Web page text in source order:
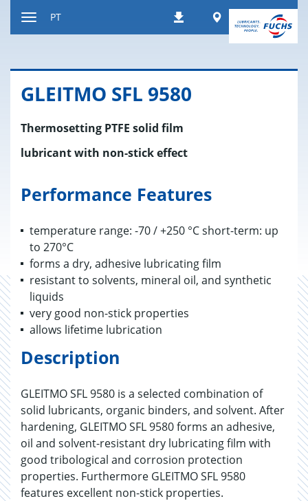
para
DownloadsWorldwide
PT
GLEITMO SFL 9580
Thermosetting PTFE solid film
lubricant with non-stick effect
Performance Features
temperature range: -70 / +250 °C short-term: up
to 270°C
forms a dry, adhesive lubricating film
resistant to solvents, mineral oil, and synthetic
liquids
very good non-stick properties
allows lifetime lubrication
Description
GLEITMO SFL 9580 is a selected combination of
solid lubricants, organic binders, and solvent. After
hardening, GLEITMO SFL 9580 forms an adhesive,
oil and solvent-resistant dry lubricating film with
good tribological and corrosion protection
properties. Furthermore GLEITMO SFL 9580
features excellent non-stick properties.